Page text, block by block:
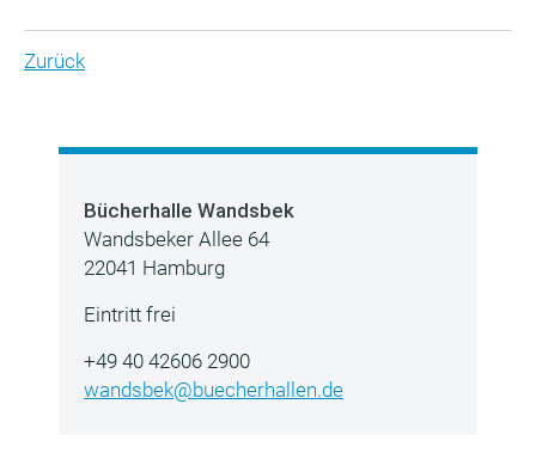
Zurück
Bücherhalle Wandsbek
Wandsbeker Allee 64
22041 Hamburg
Eintritt frei
+49 40 42606 2900
wandsbek@buecherhallen.de